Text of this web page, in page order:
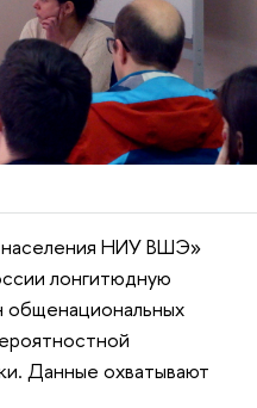
населения НИУ ВШЭ»
лонгитюдную
общенациональных
Данные охватывают